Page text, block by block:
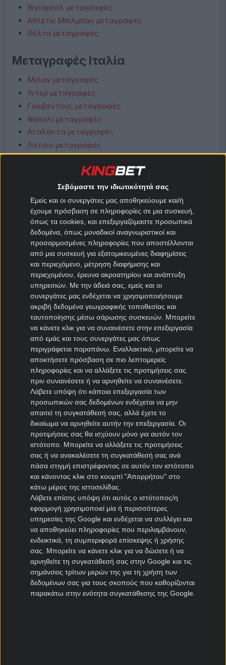
Σεβόμαστε την ιδιωτικότητά σας
Εμείς και οι συνεργάτες μας αποθηκεύουμε και/ή
έχουμε πρόσβαση σε πληροφορίες σε μια συσκευή,
όπως τα cookies, και επεξεργαζόμαστε προσωπικά
δεδομένα, όπως μοναδικοί αναγνωριστικοί και
προσαρμοσμένες πληροφορίες που αποστέλλονται
από μια συσκευή για εξατομικευμένες διαφημίσεις
και περιεχόμενο, μέτρηση διαφήμισης και
περιεχομένου, έρευνα ακροατηρίου και ανάπτυξη
υπηρεσιών. Με την άδειά σας, εμείς και οι
συνεργάτες μας ενδέχεται να χρησιμοποιήσουμε
ακριβή δεδομένα γεωγραφικής τοποθεσίας και
ταυτοποίησης μέσω σάρωσης συσκευών. Μπορείτε
να κάνετε κλικ για να συναινέσετε στην επεξεργασία
από εμάς και τους συνεργάτες μας όπως
περιγράφεται παραπάνω. Εναλλακτικά, μπορείτε να
αποκτήσετε πρόσβαση σε πιο λεπτομερείς
πληροφορίες και να αλλάξετε τις προτιμήσεις σας
πριν συναινέσετε ή να αρνηθείτε να συναινέσετε.
Λάβετε υπόψη ότι κάποια επεξεργασία των
προσωπικών σας δεδομένων ενδέχεται να μην
απαιτεί τη συγκατάθεσή σας, αλλά έχετε το
δικαίωμα να αρνηθείτε αυτήν την επεξεργασία. Οι
προτιμήσεις σας θα ισχύουν μόνο για αυτόν τον
ιστότοπο. Μπορείτε να αλλάξετε τις προτιμήσεις
σας ή να ανακαλέσετε τη συγκατάθεσή σας ανά
πάσα στιγμή επιστρέφοντας σε αυτόν τον ιστότοπο
και κάνοντας κλικ στο κουμπί "Απορρήτου" στο
κάτω μέρος της ιστοσελίδας.
Λάβετε επίσης υπόψη ότι αυτός ο ιστότοπος/η
εφαρμογή χρησιμοποιεί μία ή περισσότερες
υπηρεσίες της Google και ενδέχεται να συλλέγει και
να αποθηκεύει πληροφορίες που περιλαμβάνουν,
ενδεικτικά, τη συμπεριφορά επίσκεψης ή χρήσης
σας. Μπορείτε να κάνετε κλικ για να δώσετε ή να
αρνηθείτε τη συγκατάθεσή σας στην Google και τις
σημάνσεις τρίτων μερών της για τη χρήση των
δεδομένων σας για τους σκοπούς που καθορίζονται
παρακάτω στην ενότητα συγκατάθεσης της Google.
Βιγιαρεάλ μεταγραφές
Αθλέτικ Μπιλμπάο μεταγραφές
Θέλτα μεταγραφές
Μεταγραφές Ιταλία
Μίλαν μεταγραφές
Ίντερ μεταγραφές
Γιουβέντους μεταγραφές
Νάπολι μεταγραφές
Αταλάντα μεταγραφές
Λάτσιο μεταγραφές
Ρόμα μεταγραφές
Φιορεντίνα μεταγραφές
Κόμο μεταγραφές
Μπολόνια μεταγραφές
Μεταγραφές Bundesliga
Μπάγερν μεταγραφές
Ντόρτμουντ μεταγραφές
Αμβούργο μεταγραφές
Λεβερκούζεν μεταγραφές
Άιντραχτ Φρανκφούρτης μεταγραφές
Μεταγραφές Γαλλία
Παρί Σεν Ζερμέν μεταγραφές
Μονακό μεταγραφές
Μαρσέιγ μεταγραφές
Λυών μεταγραφές
Μεταγραφές Super League 2
Ηρακλής μεταγραφές
ΠΑΣ Γιάννινα μεταγραφές
Πανιώνιος μεταγραφές
Καλλιθέα μεταγραφές
Καλαμάτα μεταγραφές
Νίκη Βόλου μεταγραφές
Μεταγραφές Cyprus League
Πάφος μεταγραφές
ΑΠΟΕΛ μεταγραφές
ΑΕΚ Λάρνακας μεταγραφές
Ομόνοια μεταγραφές